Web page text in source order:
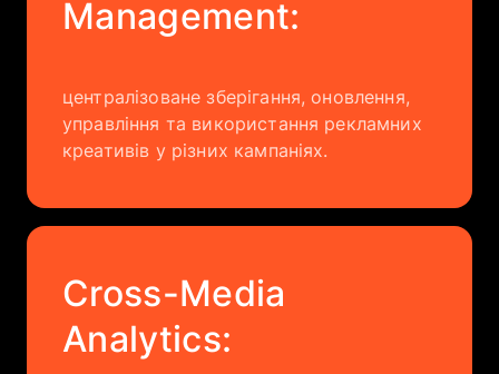
Management:
централізоване зберігання, оновлення,
управління та використання рекламних
креативів у різних кампаніях.
Cross-Media
Analytics: